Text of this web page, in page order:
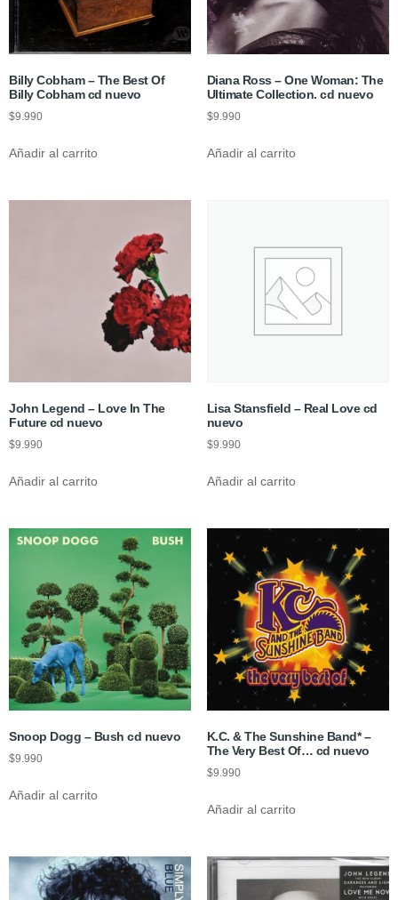
Billy Cobham – The Best Of
Billy Cobham cd nuevo
$9.990
Añadir al carrito
Diana Ross – One Woman: The
Ultimate Collection. cd nuevo
$9.990
Añadir al carrito
John Legend – Love In The
Future cd nuevo
$9.990
Añadir al carrito
Lisa Stansfield – Real Love cd
nuevo
$9.990
Añadir al carrito
Snoop Dogg – Bush cd nuevo
$9.990
Añadir al carrito
K.C. & The Sunshine Band* –
The Very Best Of… cd nuevo
$9.990
Añadir al carrito